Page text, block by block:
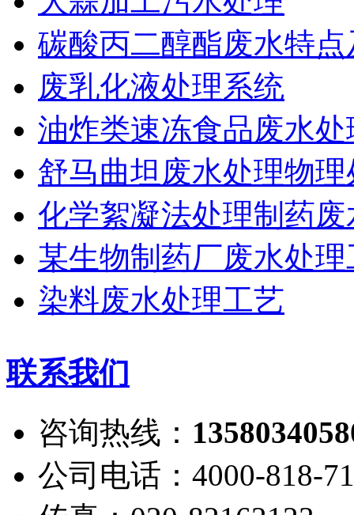
碳酸丙二醇酯废水特
废乳化液处理系统
油炸类速冻食品废水
舒马曲坦废水处理物
化学絮凝法处理制药
某生物制药厂废水处
染料废水处理工艺
联系我们
咨询热线：
公司电话：4000-818-